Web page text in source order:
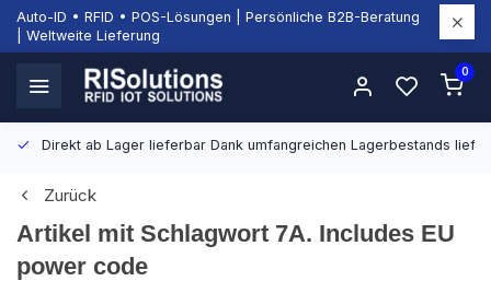
Auto-ID • RFID • POS-Lösungen | Persönliche B2B-Beratung
| Weltweite Lieferung
0
Direkt ab Lager lieferbar Dank umfangreichen Lagerbestands
Zurück
Artikel mit Schlagwort 7A. Includes EU
power code